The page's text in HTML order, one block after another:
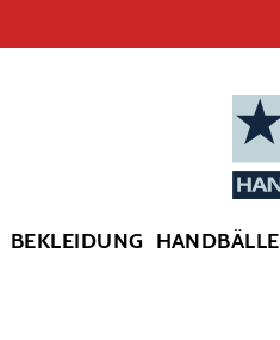
BEKLEIDUNG HANDBÄLLE